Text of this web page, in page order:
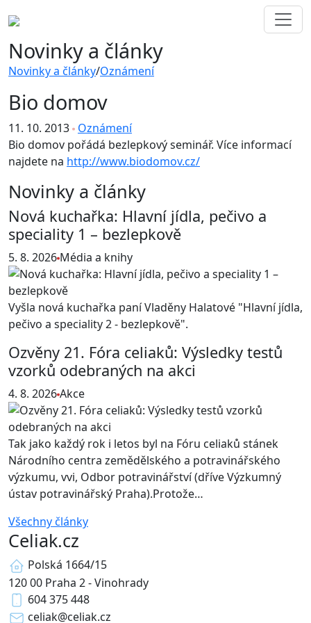
Novinky a články
Novinky a články/Oznámení
Bio domov
11. 10. 2013 Oznámení
Bio domov pořádá bezlepkový seminář. Více informací
najdete na http://www.biodomov.cz/
Novinky a články
Nová kuchařka: Hlavní jídla, pečivo a
speciality 1 – bezlepkově
5. 8. 2026 Média a knihy
Vyšla nová kuchařka paní Vladěny Halatové "Hlavní jídla,
pečivo a speciality 2 - bezlepkově".
Ozvěny 21. Fóra celiaků: Výsledky testů
vzorků odebraných na akci
4. 8. 2026Akce
Tak jako každý rok i letos byl na Fóru celiaků stánek
Národního centra zemědělského a potravinářského
výzkumu, vvi, Odbor potravinářství (dříve Výzkumný
ústav potravinářský Praha).Protože…
Všechny články
Celiak.cz
Polská 1664/15
120 00 Praha 2 - Vinohrady
604 375 448
celiak@celiak.cz